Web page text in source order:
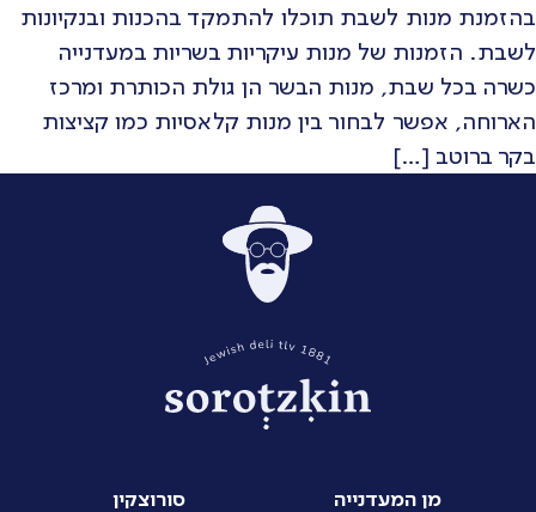
בהזמנת מנות לשבת תוכלו להתמקד בהכנות ובנקיונות
לשבת. הזמנות של מנות עיקריות בשריות במעדנייה
כשרה בכל שבת, מנות הבשר הן גולת הכותרת ומרכז
הארוחה, אפשר לבחור בין מנות קלאסיות כמו קציצות
בקר ברוטב […]
מן המעדנייה
סורוצקין